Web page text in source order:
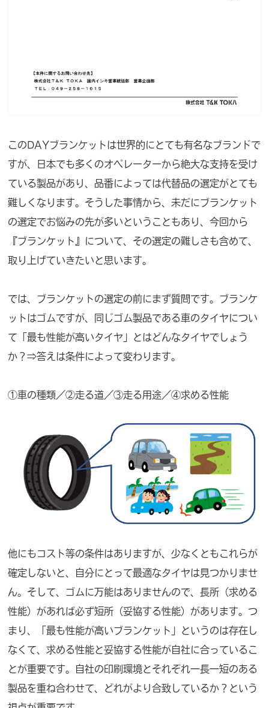
このDAYブランケットは世界的にとても有名なブランドで
すが、日本でも多くのオペレーターから絶大な支持を受け
ている製品があり、品番によっては代替品の選定がとても
難しくなります。そうした事情から、未だにブランケット
の選定でお悩みの先が多いということもあり、今回から
『ブランケット』について、その選定の難しさも含めて、
取り上げていきたいと思います。
では、ブランケットの選定の前にまず質問です。ブランケ
ットはゴムですが、同じゴム製品である車のタイヤについ
て「最も性能が高いタイヤ」とはどんなタイヤでしょう
か？⇒答えは条件によって変わります。
①車の種類／②走る道／③走る用途／④求める性能
他にもコスト等の条件はありますが、少なくともこれらが
確定しないと、自分にとって最適なタイヤは見つかりませ
ん。そして、ゴムに万能はありませんので、長所（求める
性能）があれば必ず短所（妥協する性能）があります。つ
まり、「最も性能が高いブランケット」というのは存在し
なくて、求める性能と妥協する性能が自社に合っているこ
とが重要です。自社の印刷環境とそれぞれ一長一短のある
製品を重ね合わせて、どれがより合致しているか？という